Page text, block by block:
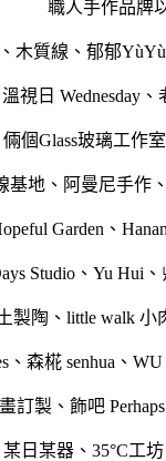
職人手作品牌
、 木質線 、 郁郁YùYù
溫視日 Wednesday、
倆個Glass玻璃工作室
基地 、 阿曼尼手作 、
Garden 、
Studio、 Yu Hui 、
製陶 、 little walk 小
、 森椛 senhua 、 WU
訂製、 飾吧
某日某器 、 35°C工坊